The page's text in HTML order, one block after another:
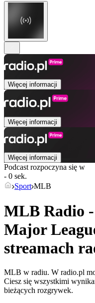
Więcej informacji
Więcej informacji
Więcej informacji
Podcast rozpoczyna się w
- 0 sek.
Sport MLB
MLB Radio -
Major
streamach
MLB w radiu. W radio.pl
Ciesz się wszystkimi
bieżących rozgrywek.